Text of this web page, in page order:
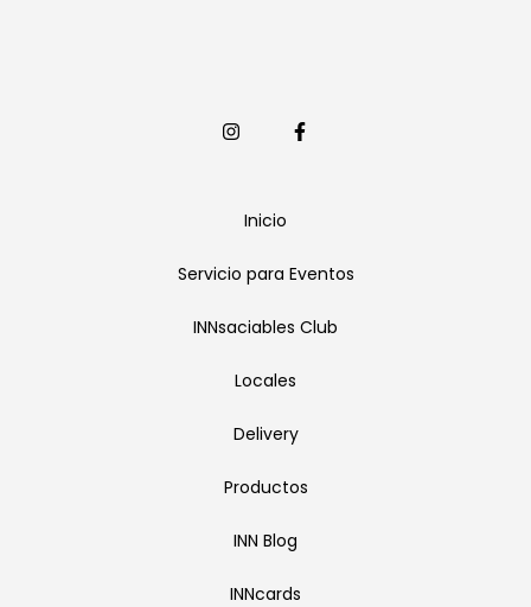
Inicio
Servicio para Eventos
INNsaciables Club
Locales
Delivery
Productos
INN Blog
INNcards